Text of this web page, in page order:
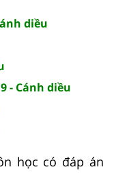
diều
- Cánh diều
học có đáp án